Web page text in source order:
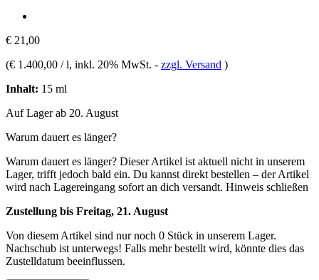
€ 21,00
(€ 1.400,00 / l, inkl. 20% MwSt. - zzgl. Versand )
Inhalt: 15 ml
Auf Lager ab 20. August
Warum dauert es länger?
Warum dauert es länger? Dieser Artikel ist aktuell nicht in unserem
Lager, trifft jedoch bald ein. Du kannst direkt bestellen – der Artikel
wird nach Lagereingang sofort an dich versandt. Hinweis schließen
Zustellung bis Freitag, 21. August
Von diesem Artikel sind nur noch 0 Stück in unserem Lager.
Nachschub ist unterwegs! Falls mehr bestellt wird, könnte dies das
Zustelldatum beeinflussen.